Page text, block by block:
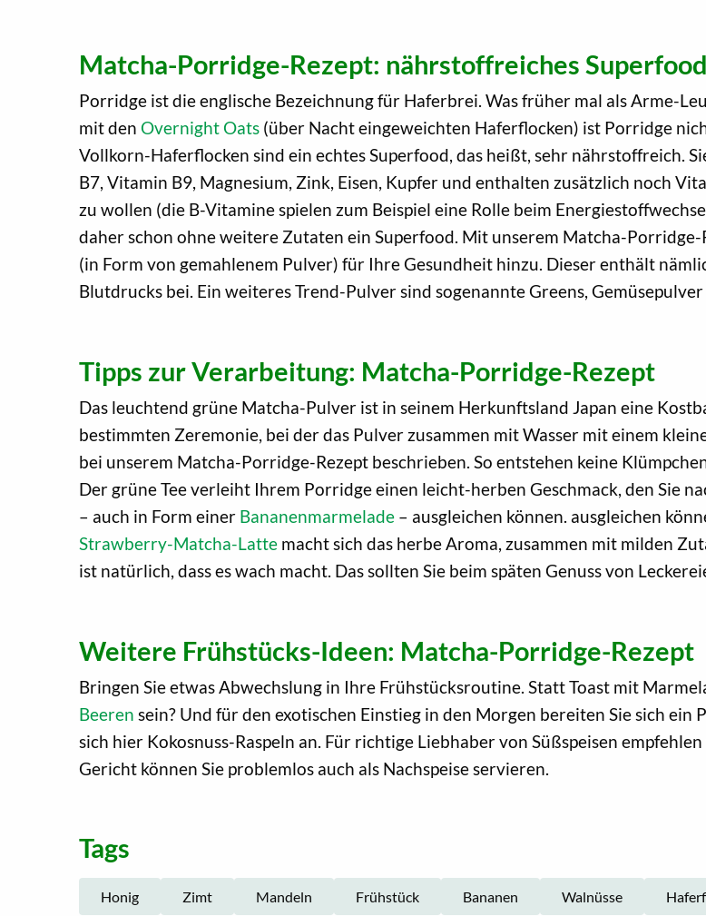
Matcha-Porridge-Rezept: nährstoffreiches Superfood
Porridge ist die englische Bezeichnung für Haferbrei. Was früher mal als Arme-
mit den Overnight Oats (über Nacht eingeweichten Haferflocken) ist Porridge
Vollkorn-Haferflocken sind ein echtes Superfood, das heißt, sehr nährstoffreich.
B7, Vitamin B9, Magnesium, Zink, Eisen, Kupfer und enthalten zusätzlich noch
zu wollen (die B-Vitamine spielen zum Beispiel eine Rolle beim
daher schon ohne weitere Zutaten ein Superfood. Mit unserem Matcha-
(in Form von gemahlenem Pulver) für Ihre Gesundheit hinzu. Dieser enthält
Blutdrucks bei. Ein weiteres Trend-Pulver sind sogenannte Greens,
Tipps zur Verarbeitung: Matcha-Porridge-Rezept
Das leuchtend grüne Matcha-Pulver ist in seinem Herkunftsland Japan eine
bestimmten Zeremonie, bei der das Pulver zusammen mit Wasser mit einem
bei unserem Matcha-Porridge-Rezept beschrieben. So entstehen keine
Der grüne Tee verleiht Ihrem Porridge einen leicht-herben Geschmack, den Sie
– auch in Form einer Bananenmarmelade – ausgleichen können. ausgleichen
Strawberry-Matcha-Latte macht sich das herbe Aroma, zusammen mit milden
ist natürlich, dass es wach macht. Das sollten Sie beim späten Genuss von
Weitere Frühstücks-Ideen: Matcha-Porridge-Rezept
Bringen Sie etwas Abwechslung in Ihre Frühstücksroutine. Statt Toast mit
Beeren sein? Und für den exotischen Einstieg in den Morgen bereiten Sie sich
sich hier Kokosnuss-Raspeln an. Für richtige Liebhaber von Süßspeisen
Gericht können Sie problemlos auch als Nachspeise servieren.
Tags
Honig Zimt Mandeln Frühstück Bananen Walnüsse